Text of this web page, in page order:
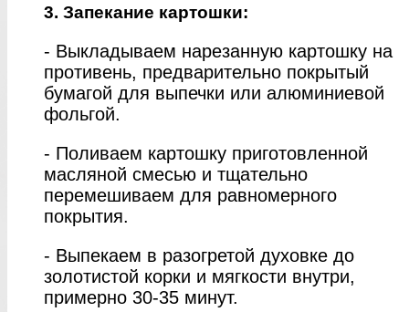
3. Запекание картошки:
- Выкладываем нарезанную картошку на
противень, предварительно покрытый
бумагой для выпечки или алюминиевой
фольгой.
- Поливаем картошку приготовленной
масляной смесью и тщательно
перемешиваем для равномерного
покрытия.
- Выпекаем в разогретой духовке до
золотистой корки и мягкости внутри,
примерно 30-35 минут.